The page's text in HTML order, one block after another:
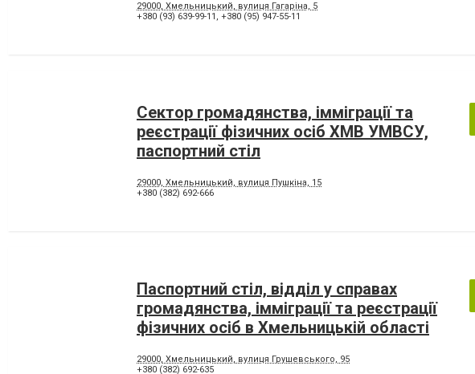
29000, Хмельницький, вулиця Гагаріна, 5
+380 (93) 639-99-11 , +380 (95) 947-55-11
Сектор громадянства, імміграції та
реєстрації фізичних осіб ХМВ УМВСУ,
паспортний стіл
29000, Хмельницький, вулиця Пушкіна, 15
+380 (382) 692-666
Паспортний стіл, відділ у справах
громадянства, імміграції та реєстрації
фізичних осіб в Хмельницькій області
29000, Хмельницький, вулиця Грушевського, 95
+380 (382) 692-635